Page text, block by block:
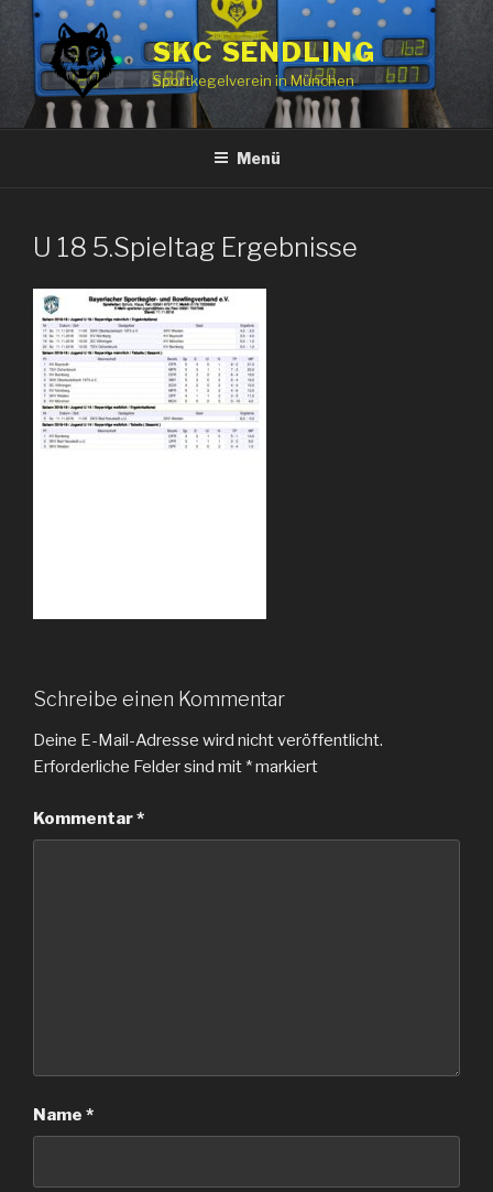
springen
SKC SENDLING
Sportkegelverein in München
Menü
U 18 5.Spieltag Ergebnisse
Schreibe einen Kommentar
Deine E-Mail-Adresse wird nicht veröffentlicht.
Erforderliche Felder sind mit *markiert
Kommentar*
Name *